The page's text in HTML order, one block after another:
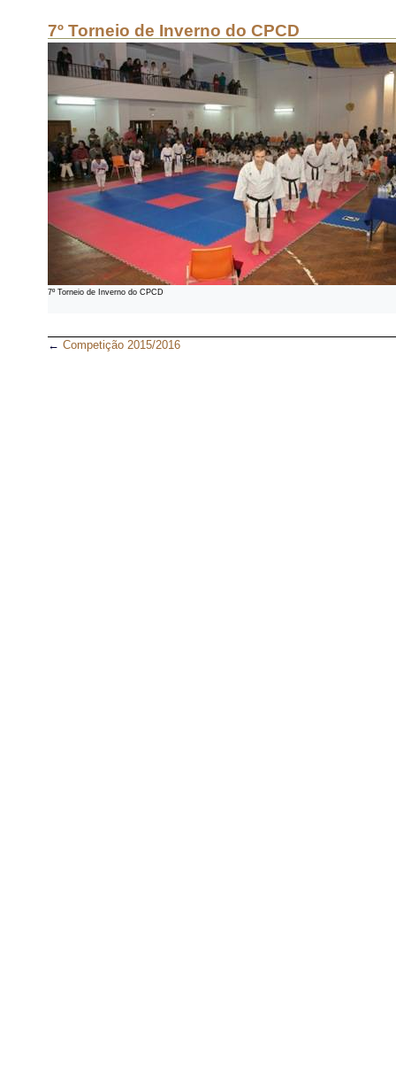
7º Torneio de Inverno do CPCD
7º Torneio de Inverno do CPCD
←Competição 2015/2016